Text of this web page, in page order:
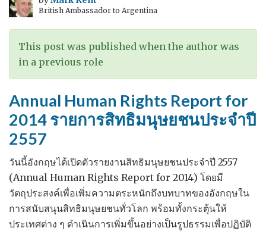
ทุก
ปี
เป็น
วัน
ของ
สหประชาชาติ
ชาติ
สมาชิก
British Ambassador to Argentina
This post was published when the author was
in a previous role
Annual Human Rights Report for
2014 รายการสิทธิมนุษยชนประจำปี
2557
วันนี้อังกฤษได้เปิดตัวรายงานสิทธิมนุษยชนประจำปี 2557
(Annual Human Rights Report for 2014) โดยมี
วัตถุประสงค์เพื่อเพิ่มความตระหนักถึงบทบาทของอังกฤษใน
การสนับสนุนสิทธิมนุษยชนทั่วโลก พร้อมทั้งกระตุ้นให้
ประเทศต่าง ๆ ดำเนินการเพิ่มขึ้นอย่างเป็นรูปธรรมเพื่อปฏิบัติ